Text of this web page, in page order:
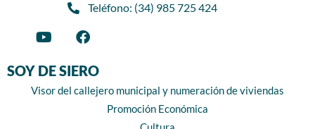
Teléfono: (34) 985 725 424
SOY DE SIERO
Visor del callejero municipal y numeración de viviendas
Promoción Económica